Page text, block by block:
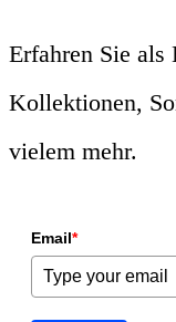
Erfahren Sie als
Kollektionen,
vielem mehr.
Email*